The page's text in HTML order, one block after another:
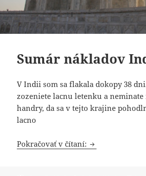
Sumár nákladov
V Indii som sa flakala dokopy 38
zozeniete lacnu letenku a
handry, da sa v tejto krajine
lacno
Pokračovať v čítaní: Sumár